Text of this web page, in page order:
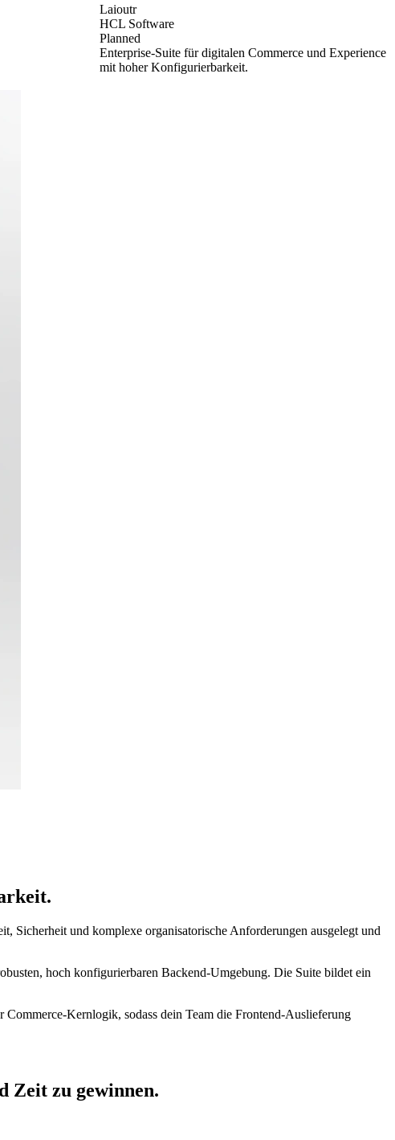
Laioutr
HCL Software
Planned
Enterprise-Suite für digitalen Commerce und Experience
mit hoher Konfigurierbarkeit.
Sicherheit und komplexe organisatorische Anforderungen ausgelegt und
hoch konfigurierbaren Backend-Umgebung. Die Suite bildet ein
Kernlogik, sodass dein Team die Frontend-Auslieferung
Zeit zu gewinnen.